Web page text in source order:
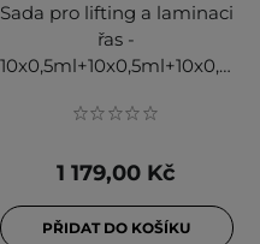
Sada pro lifting a laminaci
řas -
10x0,5ml+10x0,5ml+10x0,5ml+5ml+6ks+3ks
1 179,00 Kč
PŘIDAT DO KOŠÍKU